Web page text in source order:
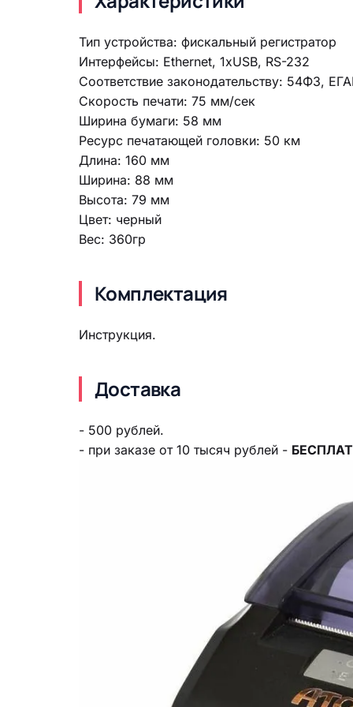
Тип устройства: фискальный регистратор
Интерфейсы: Ethernet, 1xUSB, RS-232
Соответствие законодательству: 54ФЗ,
Скорость печати: 75 мм/сек
Ширина бумаги: 58 мм
Ресурс печатающей головки: 50 км
Длина: 160 мм
Ширина: 88 мм
Высота: 79 мм
Цвет: черный
Вес: 360гр
Комплектация
Инструкция.
Доставка
- 500 рублей.
- при заказе от 10 тысяч рублей -